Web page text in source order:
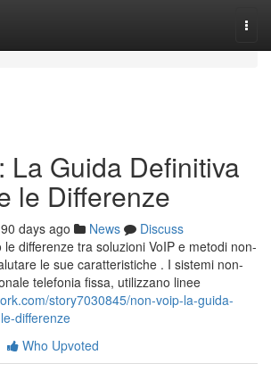
La Guida Definitiva
le Differenze
90 days ago News
Discuss
differenze tra soluzioni VoIP e metodi non-
le sue caratteristiche . I sistemi non-
telefonia fissa, utilizzano linee
story7030845/non-voip-la-guida-
differenze
Who Upvoted